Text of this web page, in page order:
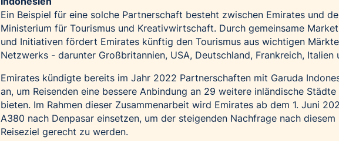
Ein Beispiel für eine solche Partnerschaft besteht zwischen Emirates und
Ministerium für Tourismus und Kreativwirtschaft. Durch gemeinsame
und Initiativen fördert Emirates künftig den Tourismus aus wichtigen
Netzwerks - darunter Großbritannien, USA, Deutschland, Frankreich, Italien
Emirates kündigte bereits im Jahr 2022 Partnerschaften mit Garuda
an, um Reisenden eine bessere Anbindung an 29 weitere inländische
bieten. Im Rahmen dieser Zusammenarbeit wird Emirates ab dem 1. Juni
A380 nach Denpasar einsetzen, um der steigenden Nachfrage nach
Reiseziel gerecht zu werden.